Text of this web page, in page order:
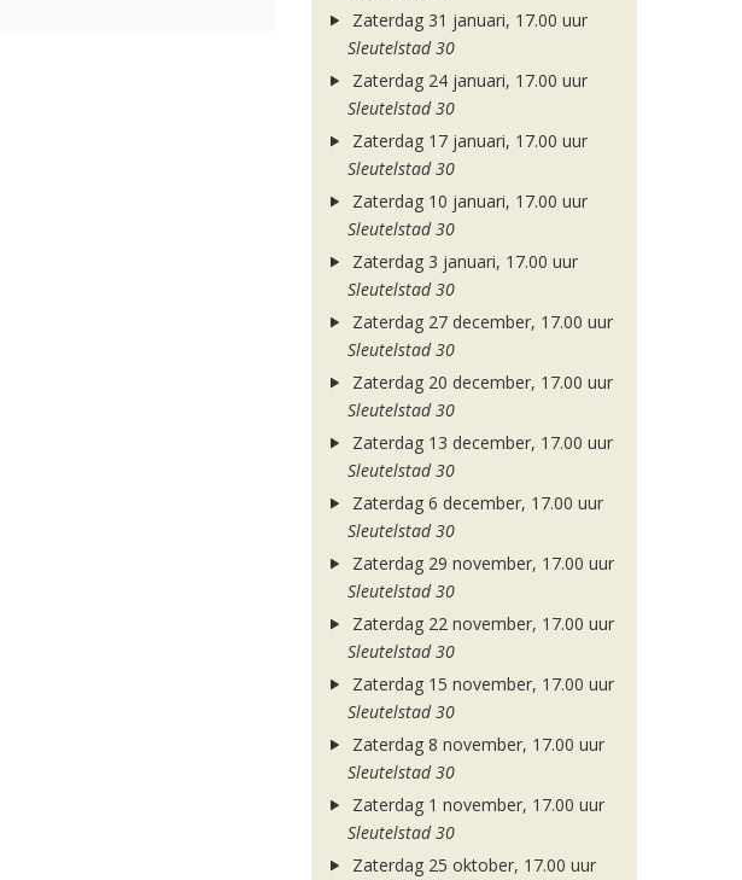
Zaterdag 31 januari, 17.00 uur
Sleutelstad 30
Zaterdag 24 januari, 17.00 uur
Sleutelstad 30
Zaterdag 17 januari, 17.00 uur
Sleutelstad 30
Zaterdag 10 januari, 17.00 uur
Sleutelstad 30
Zaterdag 3 januari, 17.00 uur
Sleutelstad 30
Zaterdag 27 december, 17.00 uur
Sleutelstad 30
Zaterdag 20 december, 17.00 uur
Sleutelstad 30
Zaterdag 13 december, 17.00 uur
Sleutelstad 30
Zaterdag 6 december, 17.00 uur
Sleutelstad 30
Zaterdag 29 november, 17.00 uur
Sleutelstad 30
Zaterdag 22 november, 17.00 uur
Sleutelstad 30
Zaterdag 15 november, 17.00 uur
Sleutelstad 30
Zaterdag 8 november, 17.00 uur
Sleutelstad 30
Zaterdag 1 november, 17.00 uur
Sleutelstad 30
Zaterdag 25 oktober, 17.00 uur